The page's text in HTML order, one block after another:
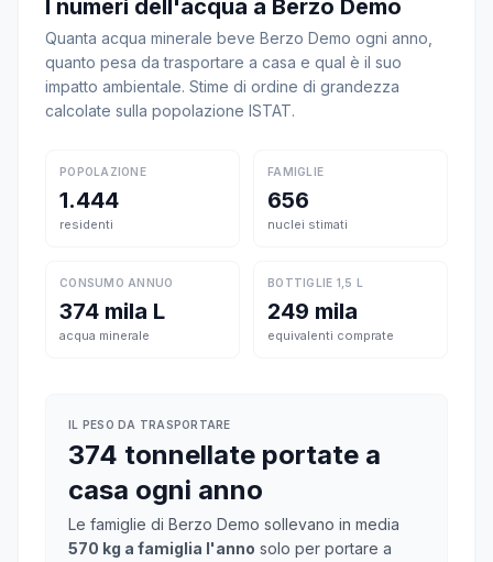
I numeri dell'acqua a Berzo Demo
Quanta acqua minerale beve Berzo Demo ogni anno,
quanto pesa da trasportare a casa e qual è il suo
impatto ambientale. Stime di ordine di grandezza
calcolate sulla popolazione ISTAT.
POPOLAZIONE
1.444
residenti
FAMIGLIE
656
nuclei stimati
CONSUMO ANNUO
374 mila L
acqua minerale
BOTTIGLIE 1,5 L
249 mila
equivalenti comprate
IL PESO DA TRASPORTARE
374 tonnellate portate a
casa ogni anno
Le famiglie di Berzo Demo sollevano in media
570 kg a famiglia l'anno solo per portare a